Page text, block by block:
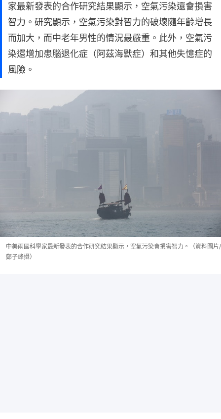
家最新發表的合作研究結果顯示，空氣污染還會損害
智力。研究顯示，空氣污染對智力的破壞隨年齡增長
而加大，而中老年男性的情況最嚴重。此外，空氣污
染還增加患腦退化症（阿茲海默症）和其他失憶症的
風險。
中美兩國科學家最新發表的合作研究結果顯示，空氣污染會損害智力。（資料圖片/
鄭子峰攝）